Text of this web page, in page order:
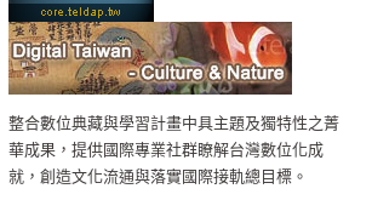
整合數位典藏與學習計畫中具主題及獨特性之菁
華成果，提供國際專業社群瞭解台灣數位化成
就，創造文化流通與落實國際接軌總目標。